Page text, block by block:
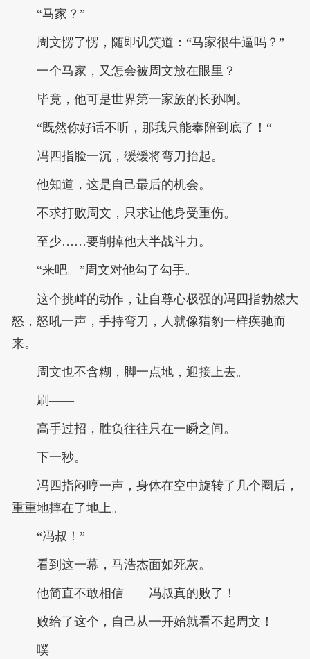
“马家？”
周文愣了愣，随即讥笑道：“马家很牛逼吗？”
一个马家，又怎会被周文放在眼里？
毕竟，他可是世界第一家族的长孙啊。
“既然你好话不听，那我只能奉陪到底了！“
冯四指脸一沉，缓缓将弯刀抬起。
他知道，这是自己最后的机会。
不求打败周文，只求让他身受重伤。
至少……要削掉他大半战斗力。
“来吧。”周文对他勾了勾手。
这个挑衅的动作，让自尊心极强的冯四指勃然大
怒，怒吼一声，手持弯刀，人就像猎豹一样疾驰而
来。
周文也不含糊，脚一点地，迎接上去。
刷——
高手过招，胜负往往只在一瞬之间。
下一秒。
冯四指闷哼一声，身体在空中旋转了几个圈后，
重重地摔在了地上。
“冯叔！”
看到这一幕，马浩杰面如死灰。
他简直不敢相信——冯叔真的败了！
败给了这个，自己从一开始就看不起周文！
噗——